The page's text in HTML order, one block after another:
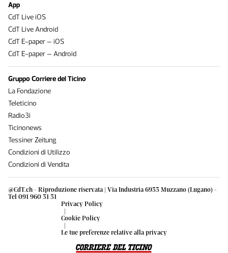
@CdT.ch - Riproduzione riservata | Via Industria 6933 Muzzano (Lugano) -
Tel 091 960 31 31
Privacy Policy
|
Cookie Policy
|
Le tue preferenze relative alla privacy
App
CdT Live iOS
CdT Live Android
CdT E-paper – iOS
CdT E-paper – Android
Gruppo Corriere del Ticino
La Fondazione
Teleticino
Radio3i
Ticinonews
Tessiner Zeitung
Condizioni di Utilizzo
Condizioni di Vendita